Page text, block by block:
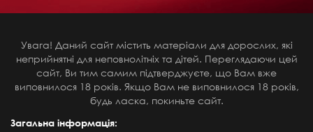
Увага! Даний сайт містить матеріали для дорослих, які
неприйнятні для неповнолітніх та дітей. Переглядаючи цей
сайт, Ви тим самим підтверджуєте, що Вам вже
виповнилося 18 років. Якщо Вам не виповнилося 18 років,
будь ласка, покиньте сайт.
Загальна інформація: